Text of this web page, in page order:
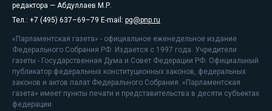
редактора — Абдуллаев М.Р.
Тел.: +7 (495) 637–69–79 E-mail: pg@pnp.ru
«Парламентская газета» - официальное еженедельное издание
Федерального Собрания РФ. Издается с 1997 года. Учредители
газеты - Государственная Дума и Совет Федерации РФ. Официальный
публикатор федеральных конституционных законов, федеральных
законов и актов палат Федерального Собрания. «Парламентская
газета» имеет пункты печати и представительства в десяти субъектах
федерации.